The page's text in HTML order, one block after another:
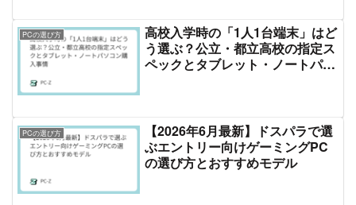
PCの選び方
高校入学時の「1人1台端末」はど
う選ぶ？公立・都立高校の指定ス
ペックとタブレット・ノートパソ
PCの選び方
【2026年6月最新】ドスパラで選
ぶエントリー向けゲーミングPC
の選び方とおすすめモデル